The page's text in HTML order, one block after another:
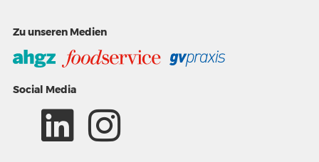
Zu unseren Medien
Social Media